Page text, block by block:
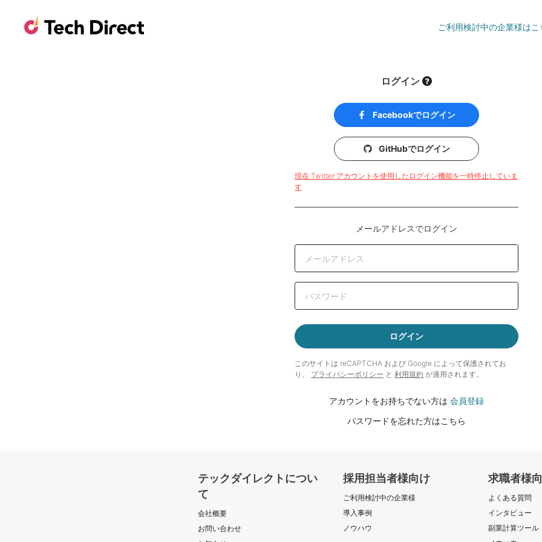
ご利用検討中の企業様はこ
ログイン
Facebookでログイン
GitHubでログイン
現在 Twitter アカウントを使用したログイン機能を一時停止していま
す
メールアドレスでログイン
ログイン
このサイトは reCAPTCHA および Google によって保護されてお
り、 プライバシーポリシー と 利用規約 が適用されます。
アカウントをお持ちでない方は 会員登録
パスワードを忘れた方はこちら
テックダイレクトについ
て
会社概要
お問い合わせ
採用担当者様向け
ご利用検討中の企業様
導入事例
ノウハウ
求職者様
よくある質問
インタビュー
副業計算ツール